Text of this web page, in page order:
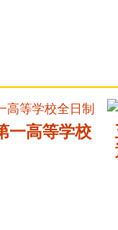
一高等学校